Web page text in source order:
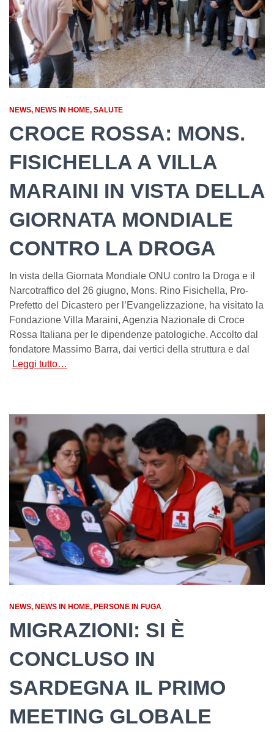
NEWS NEWS IN HOME SALUTE
CROCE ROSSA: MONS.
FISICHELLA A VILLA
MARAINI IN VISTA DELLA
GIORNATA MONDIALE
CONTRO LA DROGA
In vista della Giornata Mondiale ONU contro la Droga e il
Narcotraffico del 26 giugno, Mons. Rino Fisichella, Pro-
Prefetto del Dicastero per l’Evangelizzazione, ha visitato la
Fondazione Villa Maraini, Agenzia Nazionale di Croce
Rossa Italiana per le dipendenze patologiche. Accolto dal
fondatore Massimo Barra, dai vertici della struttura e dal
Leggi tutto…
NEWS NEWS IN HOME PERSONE IN FUGA
MIGRAZIONI: SI È
CONCLUSO IN
SARDEGNA IL PRIMO
MEETING GLOBALE